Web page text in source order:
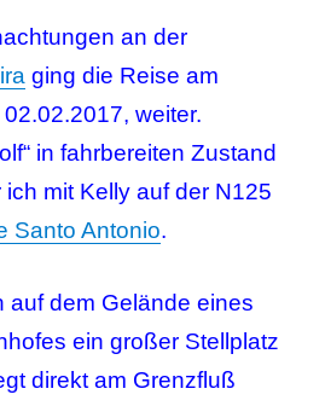
an der
ging die Reise am
weiter.
in fahrbereiten Zustand
mit Kelly auf der N125
Santo Antonio.
auf dem Gelände eines
ein großer Stellplatz
direkt am Grenzfluß